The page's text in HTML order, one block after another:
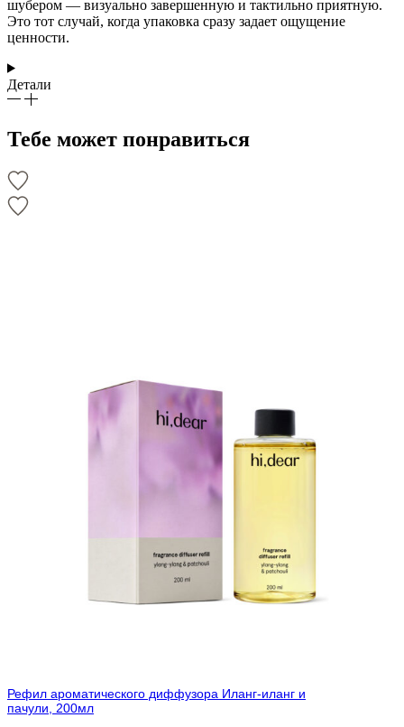
шубером — визуально завершенную и тактильно приятную.
Это тот случай, когда упаковка сразу задает ощущение
ценности.
Детали
Тебе может понравиться
Рефил ароматического диффузора Иланг-иланг и
пачули, 200мл